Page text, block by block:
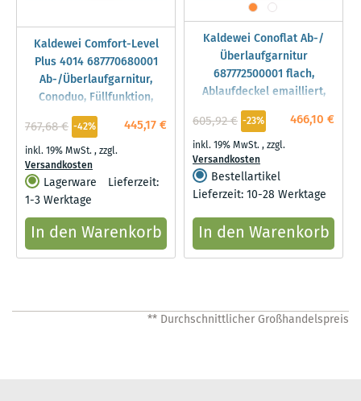
Kaldewei Comfort-Level
Plus 4014 687770680001
Ab-/Überlaufgarnitur,
Conoduo, Füllfunktion,
weiss
445,17 €
767,68 € -42%
inkl. 19% MwSt.,zzgl.
Versandkosten
Lagerware
Lieferzeit:
1-3 Werktage
In den Warenkorb
Kaldewei Conoflat Ab-/
Überlaufgarnitur
687772500001 flach,
Ablaufdeckel emailliert,
4101, weiß
466,10 €
605,92 € -23%
inkl. 19% MwSt.,zzgl.
Versandkosten
Bestellartikel
Lieferzeit: 10-28 Werktage
In den Warenkorb
** Durchschnittlicher Großhandelspreis